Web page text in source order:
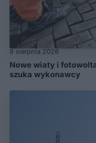
9 sierpnia 2026
Nowe wiaty i
szuka wykonawcy